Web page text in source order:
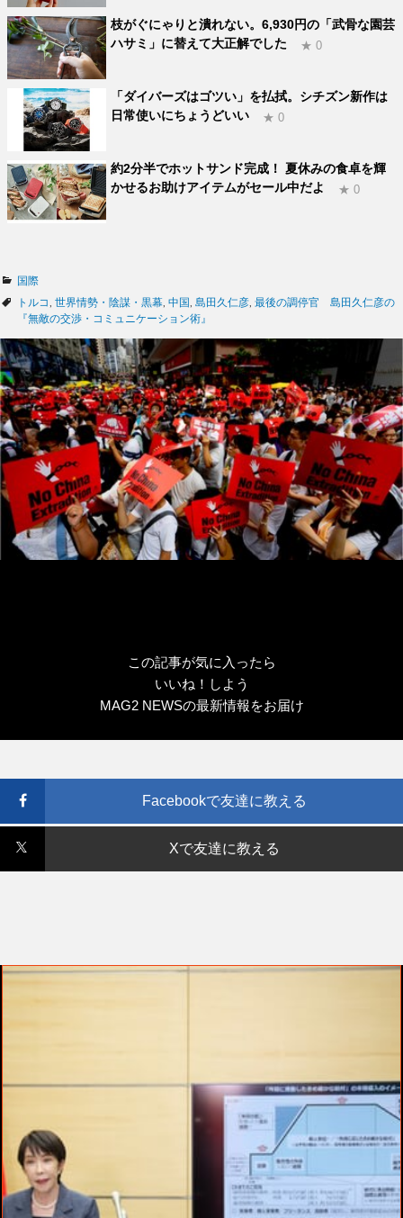
枝がぐにゃりと潰れない。6,930円の「武骨な園芸
ハサミ」に替えて大正解でした
★ 0
「ダイバーズはゴツい」を払拭。シチズン新作は
日常使いにちょうどいい
★ 0
約2分半でホットサンド完成！ 夏休みの食卓を輝
かせるお助けアイテムがセール中だよ
★ 0
カ
テ
ゴ
ー
国際
タ
グ
トルコ 世界情勢・陰謀・黒幕 中国 島田久仁彦 最後の調停官 島田久仁彦の
『無敵の交渉・コミュニケーション術』
この記事が気に入ったら
いいね！しよう
MAG2 NEWSの最新情報をお届け
Facebookで友達に教える
Xで友達に教える